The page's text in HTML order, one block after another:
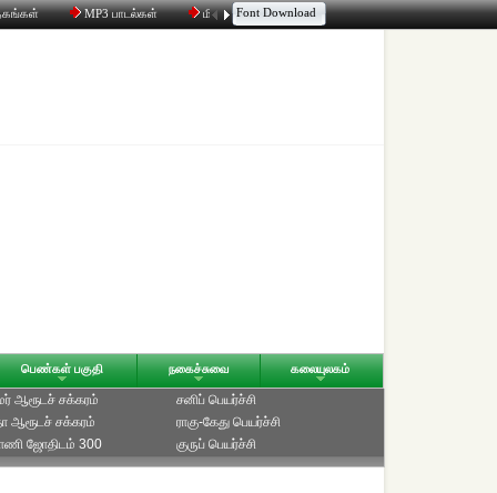
MP3 பாடல்கள் மின்னஞ்சல் திரட்டி உரையாடல்
Font Download
பெண்கள் பகுதி நகைச்சுவை கலையுலகம்
ஆரூடச் சக்கரம்
ஆரூடச் சக்கரம்
ஜோதிடம் 300
சனிப் பெயர்ச்சி
ராகு-கேது பெயர்ச்சி
குருப் பெயர்ச்சி